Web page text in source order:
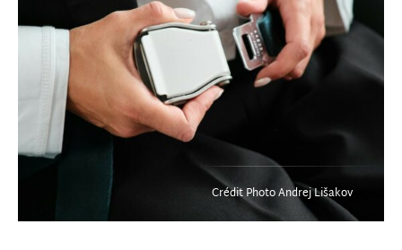
Crédit Photo Andrej Lišakov